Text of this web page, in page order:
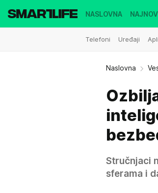
NASLOVNA
Telefoni Uređaji
Naslovna
Stručnjaci
sferama i